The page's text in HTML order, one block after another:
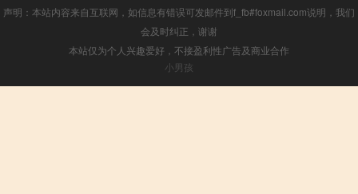
声明：本站内容来自互联网，如信息有错误可发邮件到f_fb#foxmail.com说明，我们
会及时纠正，谢谢
本站仅为个人兴趣爱好，不接盈利性广告及商业合作
小男孩